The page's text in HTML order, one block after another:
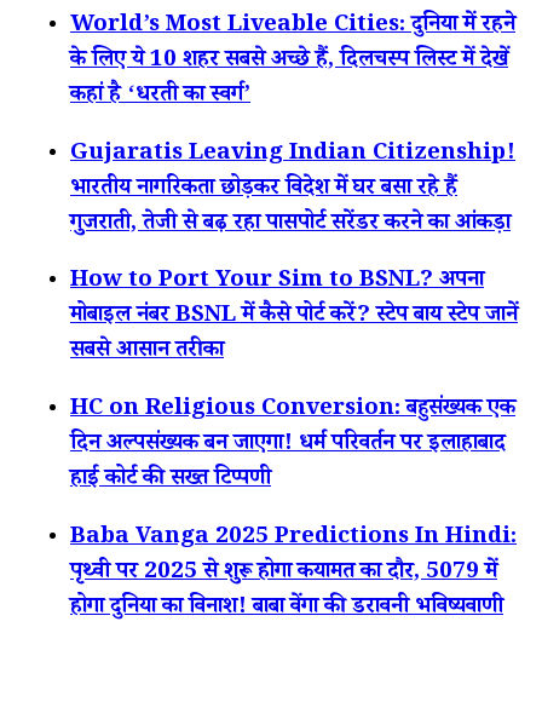
World’s Most Liveable Cities: दुनिया में रहने
के लिए ये 10 शहर सबसे अच्छे हैं, दिलचस्प लिस्ट में देखें
कहां है ‘धरती का स्वर्ग’
Gujaratis Leaving Indian Citizenship!
भारतीय नागरिकता छोड़कर विदेश में घर बसा रहे हैं
गुजराती, तेजी से बढ़ रहा पासपोर्ट सरेंडर करने का आंकड़ा
How to Port Your Sim to BSNL? अपना
मोबाइल नंबर BSNL में कैसे पोर्ट करें? स्टेप बाय स्टेप जानें
सबसे आसान तरीका
HC on Religious Conversion: बहुसंख्यक एक
दिन अल्पसंख्यक बन जाएगा! धर्म परिवर्तन पर इलाहाबाद
हाई कोर्ट की सख्त टिप्पणी
Baba Vanga 2025 Predictions In Hindi:
पृथ्वी पर 2025 से शुरू होगा कयामत का दौर, 5079 में
होगा दुनिया का विनाश! बाबा वेंगा की डरावनी भविष्यवाणी